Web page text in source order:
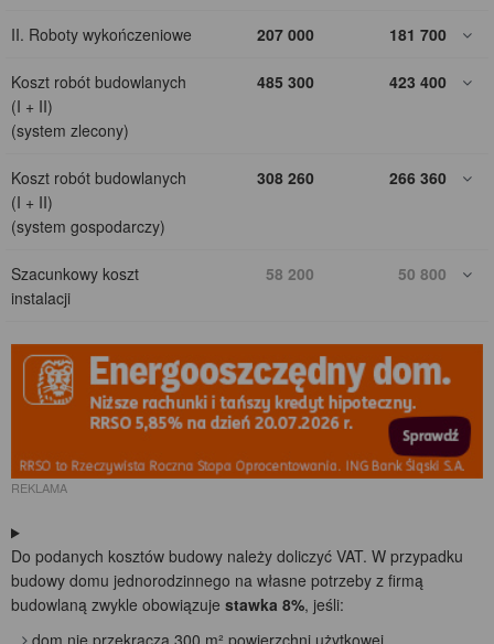
II. Roboty wykończeniowe 207 000 181 700
Koszt robót budowlanych
(I + II)
(system zlecony)
485 300 423 400
Koszt robót budowlanych
(I + II)
(system gospodarczy)
308 260 266 360
Szacunkowy koszt
instalacji
58 200 50 800
REKLAMA
Do podanych kosztów budowy należy doliczyć VAT. W przypadku
budowy domu jednorodzinnego na własne potrzeby z firmą
budowlaną zwykle obowiązuje stawka 8%, jeśli: